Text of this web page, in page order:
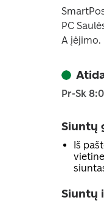
PC
A įėjimo.
Pr-Sk
Siuntų
Iš
Siuntų